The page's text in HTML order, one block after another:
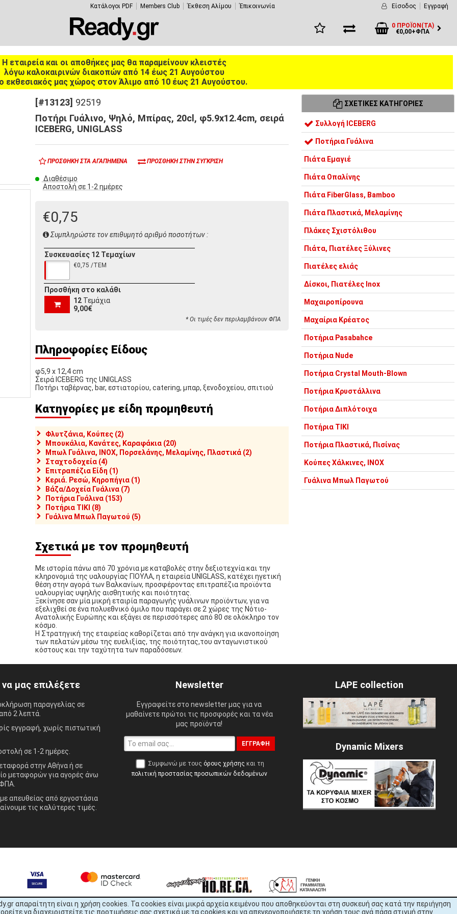
απαραίτητη είναι η χρήση cookies. Τα cookies είναι μικρά αρχεία κειμένου που αποθηκεύονται στη συσκευή σας κατά την περιήγηση
να διαχειριστείτε τις προτιμήσεις σας σχετικά με τα cookies και να απενεργοποιήσετε τη χρήση τους ανά πάσα στιγμή στην
Κατάλογοι PDF Members Club Έκθεση Αλίμου Έπικοινωνία Είσοδος Εγγραφή
0 ΠΡΟΪΌΝ(ΤΑ)
€0,00+ΦΠΑ
Η εταιρεία και οι αποθήκες μας θα παραμείνουν κλειστές
λόγω καλοκαιρινών διακοπών από 14 έως 21 Αυγούστου
εκθεσιακός μας χώρος στον Άλιμο από 10 έως 21 Αυγούστου.
[#13123] 92519
Ποτήρι Γυάλινο, Ψηλό, Μπίρας, 20cl, φ5.9x12.4cm, σειρά
ICEBERG, UNIGLASS
ΠΡΟΣΘΉΚΗ ΣΤΑ ΑΓΑΠΗΜΈΝΑ ΠΡΟΣΘΉΚΗ ΣΤΗΝ ΣΎΓΚΡΙΣΗ
Διαθέσιμο
Αποστολή σε 1-2 ημέρες
€0,75
Συμπληρώστε τον επιθυμητό αριθμό ποσοτήτων :
Συσκευασίες 12 Τεμαχίων
€0,75 /ΤΕΜ
Προσθήκη στο καλάθι
12 Τεμάχια
9,00€
* Οι τιμές δεν περιλαμβάνουν ΦΠΑ
Πληροφορίες Είδους
φ5,9 x 12,4 cm
Σειρά ICEBERG της UNIGLASS
Ποτήρι ταβέρνας, bar, εστιατορίου, catering, μπαρ, ξενοδοχείου, σπιτιού
Κατηγορίες με είδη προμηθευτή
Φλυτζάνια, Κούπες (2)
Μπουκάλια, Κανάτες, Καραφάκια (20)
Μπωλ Γυάλινα, INOX, Πορσελάνης, Μελαμίνης, Πλαστικά (2)
Σταχτοδοχεία (4)
Επιτραπέζια Είδη (1)
Κεριά. Ρεσώ, Κηροπήγια (1)
Βάζα/Δοχεία Γυάλινα (7)
Ποτήρια Γυάλινα (153)
Ποτήρια TIKI (8)
Γυάλινα Μπωλ Παγωτού (5)
Σχετικά με τον προμηθευτή
Με ιστορία πάνω από 70 χρόνια με καταβολές στην δεξιοτεχνία και την
κληρονομιά της υαλουργίας ΓΙΟΥΛΑ, η εταιρεία UNIGLASS, κατέχει ηγετική
θέση στην αγορά των Βαλκανίων, προσφέροντας επιτραπέζια προϊόντα
υαλουργίας υψηλής αισθητικής και ποιότητας.
Ξεκίνησε σαν μία μικρή εταιρία παραγωγής γυάλινων προϊόντων, για να
εξελιχθεί σε ένα πολυεθνικό όμιλο που παράγει σε 2 χώρες της Νότιο-
Ανατολικής Ευρώπης και εξάγει σε περισσότερες από 80 σε ολόκληρο τον
κόσμο.
Η Στρατηγική της εταιρείας καθορίζεται από την ανάγκη για ικανοποίηση
των πελατών μέσω της ευελιξίας, της ποιότητας,του ανταγωνιστικού
κόστους και την ταχύτητα των παραδόσεων.
ΣΧΕΤΙΚΈΣ ΚΑΤΗΓΟΡΊΕΣ
Συλλογή ICEBERG
Ποτήρια Γυάλινα
Πιάτα Εμαγιέ
Πιάτα Οπαλίνης
Πιάτα FiberGlass, Bamboo
Πιάτα Πλαστικά, Μελαμίνης
Πλάκες Σχιστόλιθου
Πιάτα, Πιατέλες Ξύλινες
Πιατέλες ελιάς
Δίσκοι, Πιατέλες Inox
Μαχαιροπίρουνα
Μαχαίρια Κρέατος
Ποτήρια Pasabahce
Ποτήρια Nude
Ποτήρια Crystal Mouth-Blown
Ποτήρια Κρυστάλλινα
Ποτήρια Διπλότοιχα
Ποτήρια TIKI
Ποτήρια Πλαστικά, Πισίνας
Κούπες Χάλκινες, INOX
Γυάλινα Μπωλ Παγωτού
να μας επιλέξετε
παραγγελίας σε
2 λεπτά.
εγγραφή, χωρίς πιστωτική
σε 1-2 ημέρες.
στην Αθήνα ή σε
μεταφορών για αγορές άνω
απευθείας από εργοστάσια
τις καλύτερες τιμές.
Newsletter
Εγγραφείτε στο newsletter μας για να
μαθαίνετε πρώτοι τις προσφορές και τα νέα
μας προϊόντα!
ΕΓΓΡΑΦΉ
Συμφωνώ με τους όρους χρήσης και τη
πολιτική προστασίας προσωπικών δεδομένων
LAPE collection
Dynamic Mixers